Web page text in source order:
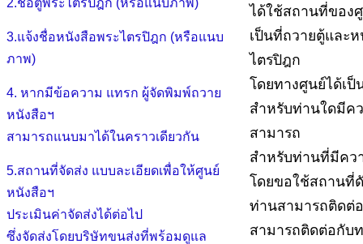
2.ชื่อตู้พระไตรปิฎก (หรือแนบภาพ)
3.แจ้งชื่อหนังสือพระไตรปิฎก (หรือแนบ
ภาพ)
4. หากมีข้อความ แทรก ผู้จัดพิมพ์ถวาย
หนังสือฯ
สามารถแนบมาได้ในคราวเดียวกัน
5.สถานที่จัดส่ง แบบละเอียดเพื่อให้ศูนย์
หนังสือฯ
ประเมินค่าจัดส่งได้ต่อไป
ซึ่งจัดส่งโดยบริษัทขนส่งที่พร้อมดูแล
ได้ใช้สถานที่ของ
เป็นที่ถวายตู้และ
ไตรปิฎก
โดยทางศูนย์ได้เ
สำหรับท่านใดมีค
สามารถ
สำหรับท่านที่มีคว
โดยขอใช้สถานที่
ท่านสามารถติดต่
สามารถติดต่อกับ